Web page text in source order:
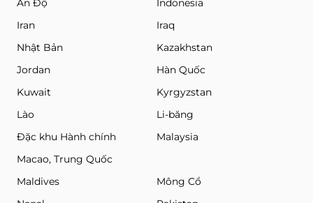
Ấn Độ
Indonesia
Iran
Iraq
Nhật Bản
Kazakhstan
Jordan
Hàn Quốc
Kuwait
Kyrgyzstan
Lào
Li-băng
Đặc khu Hành chính
Macao, Trung Quốc
Malaysia
Maldives
Mông Cổ